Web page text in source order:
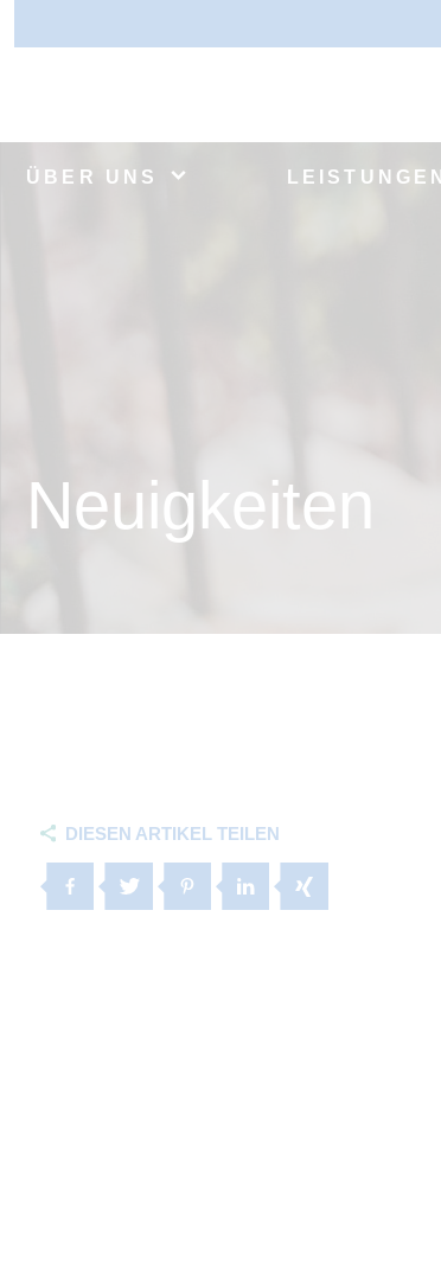
ÜBER UNS LEISTUNGEN
Neuigkeiten
DIESEN ARTIKEL TEILEN